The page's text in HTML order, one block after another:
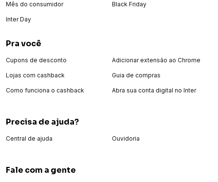
Mês do consumidor
Inter Day
Black Friday
Pra você
Cupons de desconto
Lojas com cashback
Como funciona o cashback
Adicionar extensão ao Chrome
Guia de compras
Abra sua conta digital no Inter
Precisa de ajuda?
Central de ajuda Ouvidoria
Fale com a gente